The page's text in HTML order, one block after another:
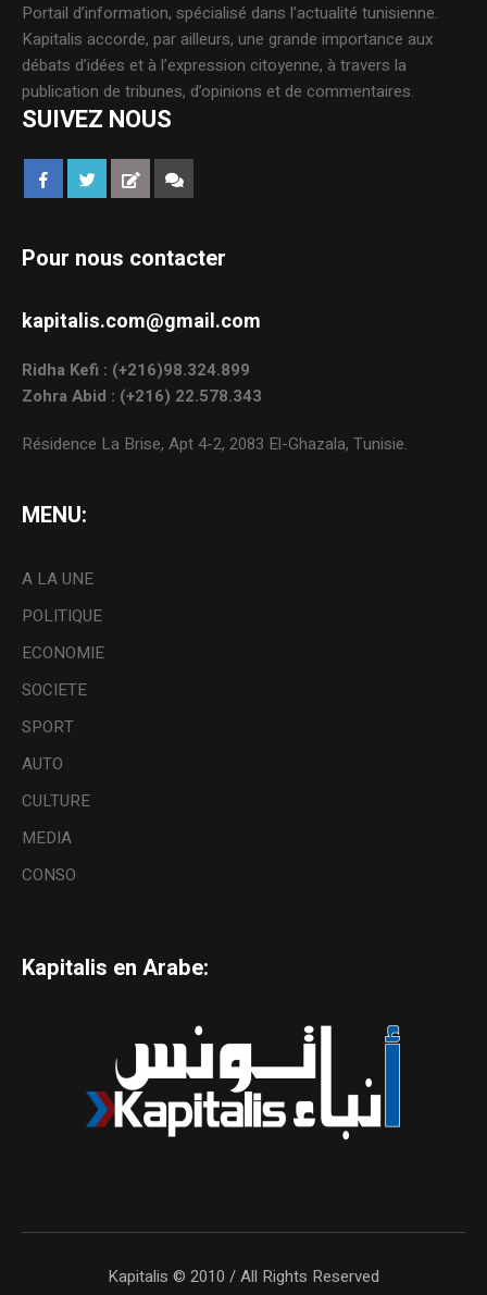
Portail d’information, spécialisé dans l’actualité tunisienne.
Kapitalis accorde, par ailleurs, une grande importance aux
débats d’idées et à l’expression citoyenne, à travers la
publication de tribunes, d’opinions et de commentaires.
SUIVEZ NOUS
Pour nous contacter
kapitalis.com@gmail.com
Ridha Kefi : (+216)98.324.899
Zohra Abid : (+216) 22.578.343
Résidence La Brise, Apt 4-2, 2083 El-Ghazala, Tunisie.
MENU:
A LA UNE
POLITIQUE
ECONOMIE
SOCIETE
SPORT
AUTO
CULTURE
MEDIA
CONSO
Kapitalis en Arabe:
Kapitalis © 2010 / All Rights Reserved